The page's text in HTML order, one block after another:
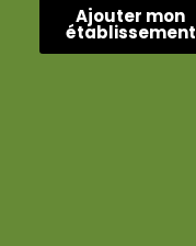
Ajouter mon
établissement